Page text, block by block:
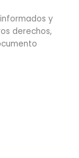
y
derechos,